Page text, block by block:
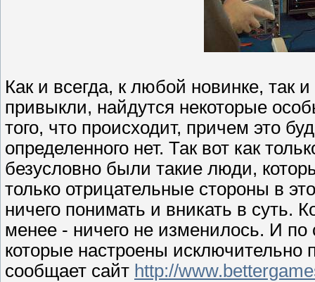
Как и всегда, к любой новинке, так
привыкли, найдутся некоторые
того, что происходит, причем это
определенного нет. Так вот как
безусловно были такие люди,
только отрицательные стороны в
ничего понимать и вникать в суть.
менее - ничего не изменилось. И
которые настроены исключительно
сообщает сайт http://